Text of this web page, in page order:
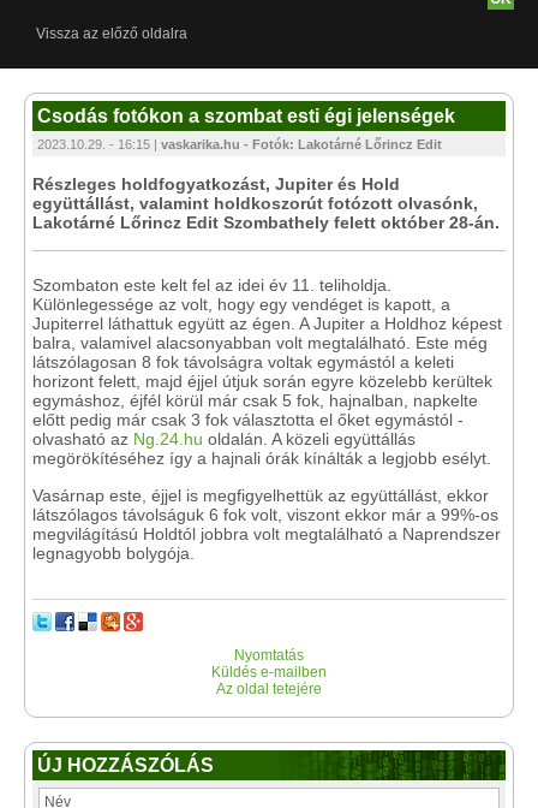
Vissza az előző oldalra
Csodás fotókon a szombat esti égi jelenségek
2023.10.29. - 16:15 | vaskarika.hu - Fotók: Lakotárné Lőrincz Edit
Részleges holdfogyatkozást, Jupiter és Hold
együttállást, valamint holdkoszorút fotózott olvasónk,
Lakotárné Lőrincz Edit Szombathely felett október 28-án.
Szombaton este kelt fel az idei év 11. teliholdja.
Különlegessége az volt, hogy egy vendéget is kapott, a
Jupiterrel láthattuk együtt az égen. A Jupiter a Holdhoz képest
balra, valamivel alacsonyabban volt megtalálható. Este még
látszólagosan 8 fok távolságra voltak egymástól a keleti
horizont felett, majd éjjel útjuk során egyre közelebb kerültek
egymáshoz, éjfél körül már csak 5 fok, hajnalban, napkelte
előtt pedig már csak 3 fok választotta el őket egymástól -
olvasható az Ng.24.hu oldalán. A közeli együttállás
megörökítéséhez így a hajnali órák kínálták a legjobb esélyt.
Vasárnap este, éjjel is megfigyelhettük az együttállást, ekkor
látszólagos távolságuk 6 fok volt, viszont ekkor már a 99%-os
megvilágítású Holdtól jobbra volt megtalálható a Naprendszer
legnagyobb bolygója.
Nyomtatás
Küldés e-mailben
Az oldal tetejére
ÚJ HOZZÁSZÓLÁS